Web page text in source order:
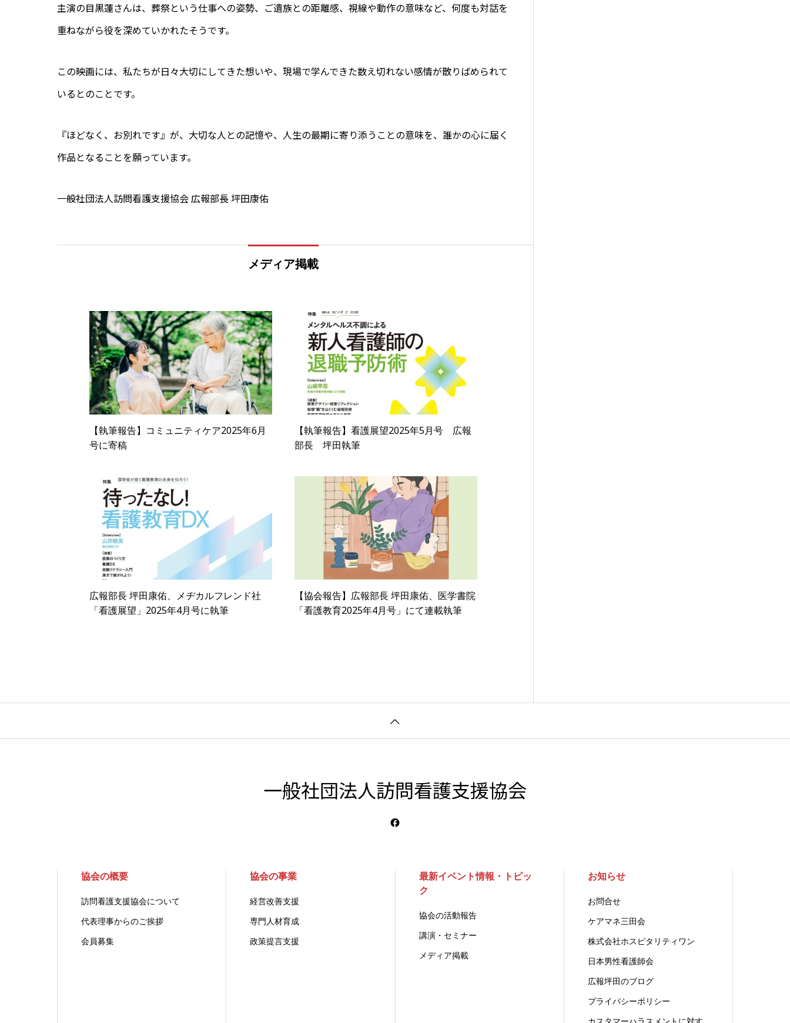
主演の目黒蓮さんは、葬祭という仕事への姿勢、ご遺族との距離感、視線や動作の意味など、何度も対話を
重ねながら役を深めていかれたそうです。
この映画には、私たちが日々大切にしてきた想いや、現場で学んできた数え切れない感情が散りばめられて
いるとのことです。
『ほどなく、お別れです』が、大切な人との記憶や、人生の最期に寄り添うことの意味を、誰かの心に届く
作品となることを願っています。
一般社団法人訪問看護支援協会 広報部長 坪田康佑
メディア掲載
【執筆報告】コミュニティケア2025年6月
号に寄稿
【執筆報告】看護展望2025年5月号 広報
部長 坪田執筆
広報部長 坪田康佑、メヂカルフレンド社
「看護展望」2025年4月号に執筆
【協会報告】広報部長 坪田康佑、医学書院
「看護教育2025年4月号」にて連載執筆
一般社団法人訪問看護支援協会
協会の概要
訪問看護支援協会について
代表理事からのご挨拶
会員募集
協会の事業
経営改善支援
専門人材育成
政策提言支援
最新イベント情報・トピッ
ク
協会の活動報告
講演・セミナー
メディア掲載
お知らせ
お問合せ
ケアマネ三田会
株式会社ホスピタリティワン
日本男性看護師会
広報坪田のブログ
プライバシーポリシー